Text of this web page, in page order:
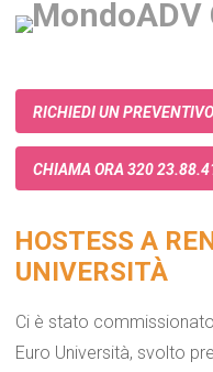
RICHIEDI UN
CHIAMA ORA 320
HOSTESS A
UNIVERSITÀ
Ci è stato
Euro Università, svolto